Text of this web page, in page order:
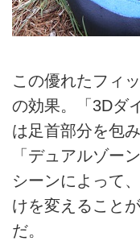
この優れたフィ
の効果。「3Dダ
は足首部分を包
「デュアルゾー
シーンによって
けを変えること
だ。